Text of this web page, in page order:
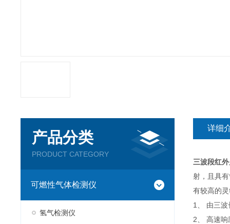
产品分类
PRODUCT CATEGORY
可燃性气体检测仪
氢气检测仪
详细
三波段红
射，且具
有较高的
1、 由三
2、 高速响